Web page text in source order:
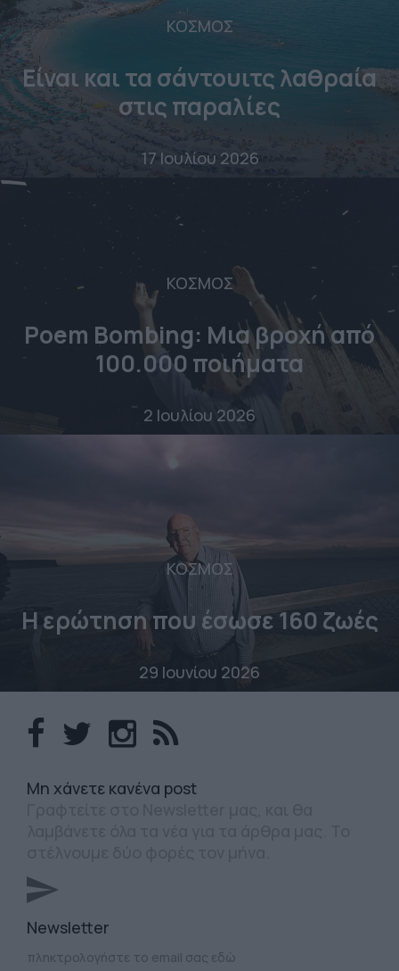
ΚΟΣΜΟΣ
Είναι και τα σάντουιτς λαθραία
στις παραλίες
17 Ιουλίου 2026
ΚΟΣΜΟΣ
Poem Bombing: Mια βροχή από
100.000 ποιήματα
2 Ιουλίου 2026
ΚΟΣΜΟΣ
Η ερώτηση που έσωσε 160 ζωές
29 Ιουνίου 2026
Mη χάνετε κανένα post
Newsletter